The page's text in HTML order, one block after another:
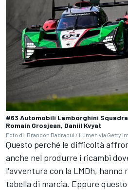
#63 Automobili Lamborghini
Romain Grosjean, Daniil Kvyat
Foto di: Brandon Badraoui / Lumen via Getty
Questo perché le difficoltà
anche nel produrre i ricambi
l'avventura con la LMDh, hanno
tabella di marcia. Eppure